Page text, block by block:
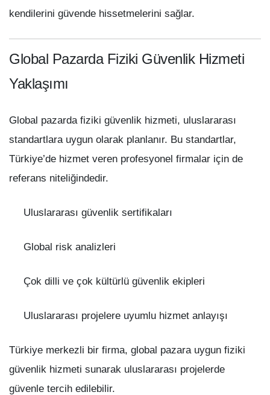
kendilerini güvende hissetmelerini sağlar.
Global Pazarda Fiziki Güvenlik Hizmeti
Yaklaşımı
Global pazarda fiziki güvenlik hizmeti, uluslararası
standartlara uygun olarak planlanır. Bu standartlar,
Türkiye’de hizmet veren profesyonel firmalar için de
referans niteliğindedir.
Uluslararası güvenlik sertifikaları
Global risk analizleri
Çok dilli ve çok kültürlü güvenlik ekipleri
Uluslararası projelere uyumlu hizmet anlayışı
Türkiye merkezli bir firma, global pazara uygun fiziki
güvenlik hizmeti sunarak uluslararası projelerde
güvenle tercih edilebilir.